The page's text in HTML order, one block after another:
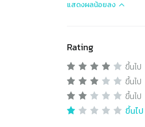
แสดงผลน้อยลง
Rating
ขึ้นไป
ขึ้นไป
ขึ้นไป
ขึ้นไป